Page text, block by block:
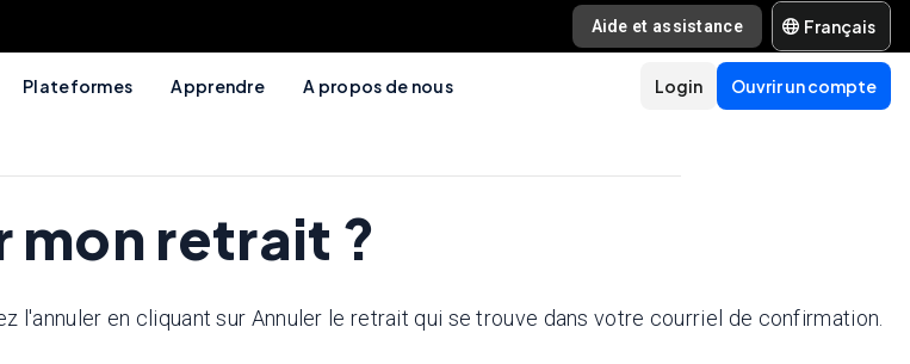
Aide et assistance Français
Plateformes Apprendre A propos de nous Ouvrir un compte
Login
mon retrait ?
l'annuler en cliquant sur Annuler le retrait qui se trouve dans votre courriel de confirmation.